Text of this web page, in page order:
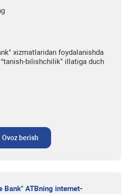
xizmatlaridan foydalanishda
bilishchilik” illatiga duch
Ovoz berish
Bank" ATBning internet-